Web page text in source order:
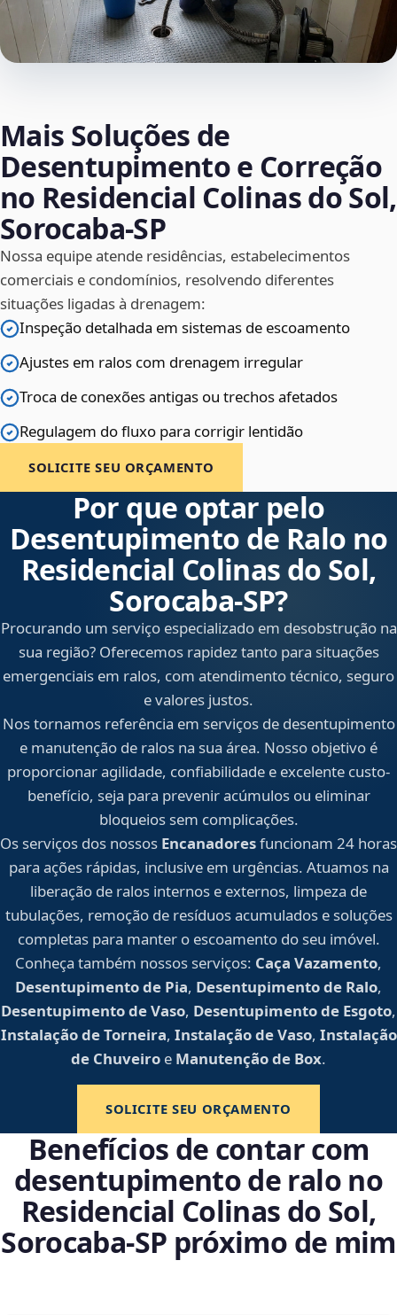
Mais Soluções de
Desentupimento e Correção
no Residencial Colinas do Sol,
Sorocaba‑SP
Nossa equipe atende residências, estabelecimentos
comerciais e condomínios, resolvendo diferentes
situações ligadas à drenagem:
Inspeção detalhada em sistemas de escoamento
Ajustes em ralos com drenagem irregular
Troca de conexões antigas ou trechos afetados
Regulagem do fluxo para corrigir lentidão
SOLICITE SEU ORÇAMENTO
Por que optar pelo
Desentupimento de Ralo no
Residencial Colinas do Sol,
Sorocaba‑SP?
Procurando um serviço especializado em desobstrução na
sua região? Oferecemos rapidez tanto para situações
emergenciais em ralos, com atendimento técnico, seguro
e valores justos.
Nos tornamos referência em serviços de desentupimento
e manutenção de ralos na sua área. Nosso objetivo é
proporcionar agilidade, confiabilidade e excelente custo-
benefício, seja para prevenir acúmulos ou eliminar
bloqueios sem complicações.
Os serviços dos nossos Encanadoresfuncionam 24 horas
para ações rápidas, inclusive em urgências. Atuamos na
liberação de ralos internos e externos, limpeza de
tubulações, remoção de resíduos acumulados e soluções
completas para manter o escoamento do seu imóvel.
Conheça também nossos serviços: Caça Vazamento,
Desentupimento de Pia, Desentupimento de Ralo,
Desentupimento de Vaso, Desentupimento de Esgoto,
Instalação de Torneira, Instalação de Vaso, Instalação
de Chuveiro e Manutenção de Box.
SOLICITE SEU ORÇAMENTO
Benefícios de contar com
desentupimento de ralo no
Residencial Colinas do Sol,
Sorocaba‑SP próximo de mim